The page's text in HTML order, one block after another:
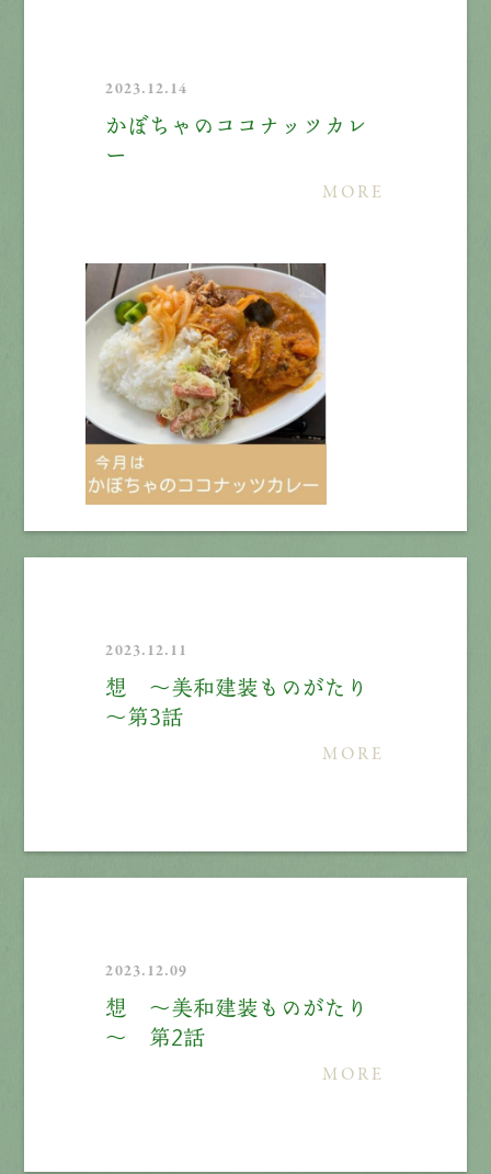
2023.12.14
かぼちゃのココナッツカレ
ー
MORE
2023.12.11
想 ～美和建装ものがたり
～第3話
MORE
2023.12.09
想 ～美和建装ものがたり
～ 第2話
MORE